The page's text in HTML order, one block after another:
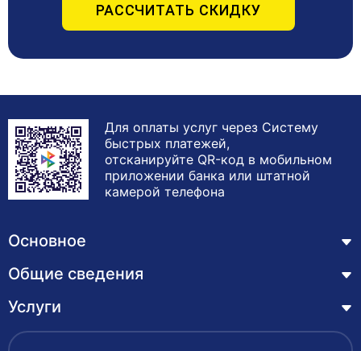
РАССЧИТАТЬ СКИДКУ
Для оплаты услуг через Систему
быстрых платежей,
отсканируйте QR-код в мобильном
приложении банка или штатной
камерой телефона
Основное
Курсы
Лицензия
Обучающимся
Общие сведения
Основные сведения
Структура и органы управления образовательной
Услуги
Профессиональная переподготовка